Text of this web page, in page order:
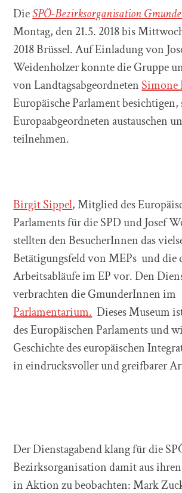
DieSPÖ-Bezirksorganisation
Montag, den 21.5. 2018 bis
2018 Brüssel. Auf Einladung von
Weidenholzer konnte die Gruppe
von LandtagsabgeordnetenSimone
Europäische Parlament
Europaabgeordneten austauschen
teilnehmen.
Birgit Sippel, Mitglied des
Parlaments für die SPD und Josef
stellten den BesucherInnen das
Betätigungsfeld von MEPs und die
Arbeitsabläufe im EP vor. Den
verbrachten die GmunderInnen im
Parlamentarium. Dieses Museum
des Europäischen Parlaments und
Geschichte des europäischen
in eindrucksvoller und greifbarer
Der Dienstagabend klang für die
Bezirksorganisation damit aus
in Aktion zu beobachten: Mark